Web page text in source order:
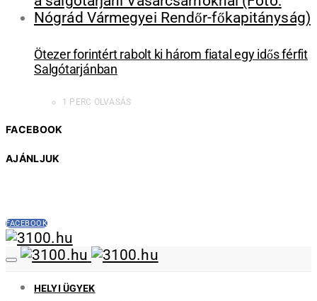
Ötezer forintért rabolt ki három fiatal egy idős férfit
Salgótarjánban
1 PERC OLVASÁS
FACEBOOK
AJÁNLJUK
FACEBOOK
HELYI ÜGYEK